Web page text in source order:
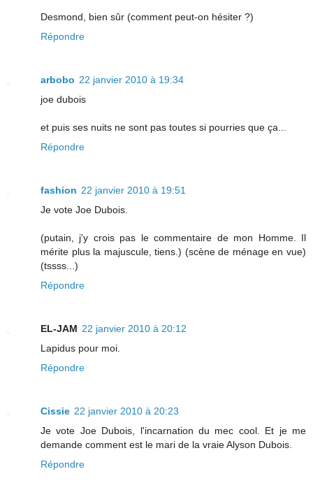
Desmond, bien sûr (comment peut-on hésiter ?)
Répondre
arbobo 22 janvier 2010 à 19:34
joe dubois
et puis ses nuits ne sont pas toutes si pourries que ça...
Répondre
fashion 22 janvier 2010 à 19:51
Je vote Joe Dubois.
(putain, j'y crois pas le commentaire de mon Homme. Il
mérite plus la majuscule, tiens.) (scène de ménage en vue)
(tssss...)
Répondre
EL-JAM 22 janvier 2010 à 20:12
Lapidus pour moi.
Répondre
Cissie 22 janvier 2010 à 20:23
Je vote Joe Dubois, l'incarnation du mec cool. Et je me
demande comment est le mari de la vraie Alyson Dubois.
Répondre